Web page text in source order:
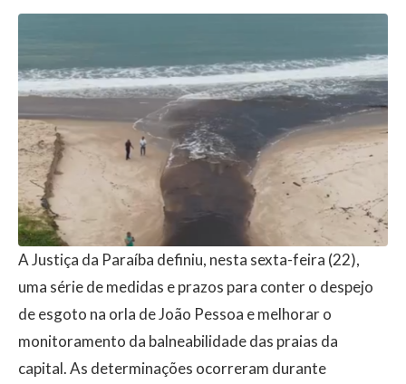
A Justiça da Paraíba definiu, nesta sexta-feira (22),
uma série de medidas e prazos para conter o despejo
de esgoto na orla de João Pessoa e melhorar o
monitoramento da balneabilidade das praias da
capital. As determinações ocorreram durante